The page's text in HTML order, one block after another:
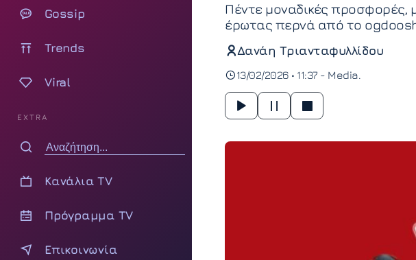
Gossip
Trends
Viral
EXTRA
Κανάλια TV
Πρόγραμμα TV
Επικοινωνία
Πέντε μοναδικές προσφορές,
έρωτας περνά από το
Δανάη Τριανταφυλλίδου
13/02/2026 • 11:37 - Media